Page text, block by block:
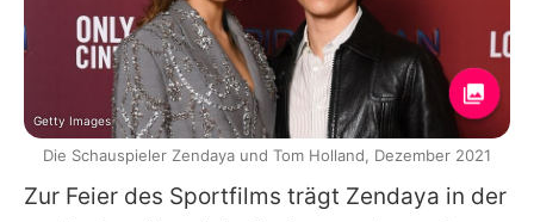
Zur Feier des Sportfilms trägt Zendaya in der
Getty Images
Die Schauspieler Zendaya und Tom Holland, Dezember 2021